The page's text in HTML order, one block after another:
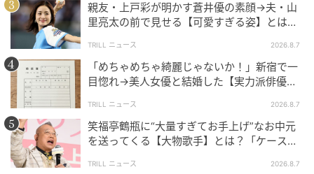
親友・上戸彩が明かす蒼井優の素顔→夫・山
里亮太の前で見せる【可愛すぎる姿】とは？
TRILL ニュース 2026.8.7
「めちゃめちゃ綺麗じゃないか！」新宿で一
目惚れ→美人女優と結婚した【実力派俳優】
TRILL ニュース 2026.8.7
笑福亭鶴瓶に“大量すぎてお手上げ”なお中元
を送ってくる【大物歌手】とは？「ケースに
TRILL ニュース 2026.8.7